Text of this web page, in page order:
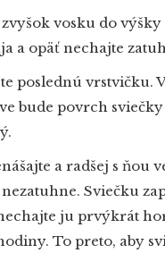
vosku do výšky
a opäť nechajte
poslednú vrstvičku.
bude povrch
a radšej s ňou
Sviečku
ju prvýkrát
To preto, aby